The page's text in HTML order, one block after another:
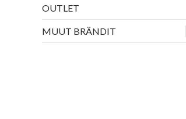
OUTLET
MUUT BRÄNDIT